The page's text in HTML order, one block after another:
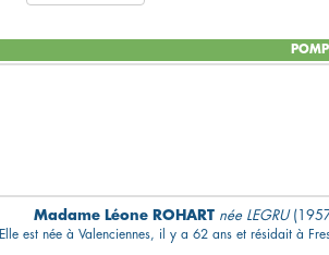
Madame Léone ROHART née LEGRU
Elle est née à Valenciennes, il y a 62 ans et résidait à